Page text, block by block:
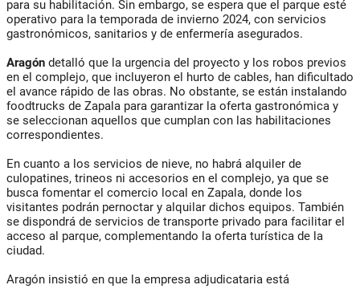
para su habilitación. Sin embargo, se espera que el parque esté
operativo para la temporada de invierno 2024, con servicios
gastronómicos, sanitarios y de enfermería asegurados.
Aragón detalló que la urgencia del proyecto y los robos previos
en el complejo, que incluyeron el hurto de cables, han dificultado
el avance rápido de las obras. No obstante, se están instalando
foodtrucks de Zapala para garantizar la oferta gastronómica y
se seleccionan aquellos que cumplan con las habilitaciones
correspondientes.
En cuanto a los servicios de nieve, no habrá alquiler de
culopatines, trineos ni accesorios en el complejo, ya que se
busca fomentar el comercio local en Zapala, donde los
visitantes podrán pernoctar y alquilar dichos equipos. También
se dispondrá de servicios de transporte privado para facilitar el
acceso al parque, complementando la oferta turística de la
ciudad.
Aragón insistió en que la empresa adjudicataria está